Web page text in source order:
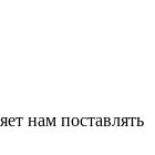
нам поставлять